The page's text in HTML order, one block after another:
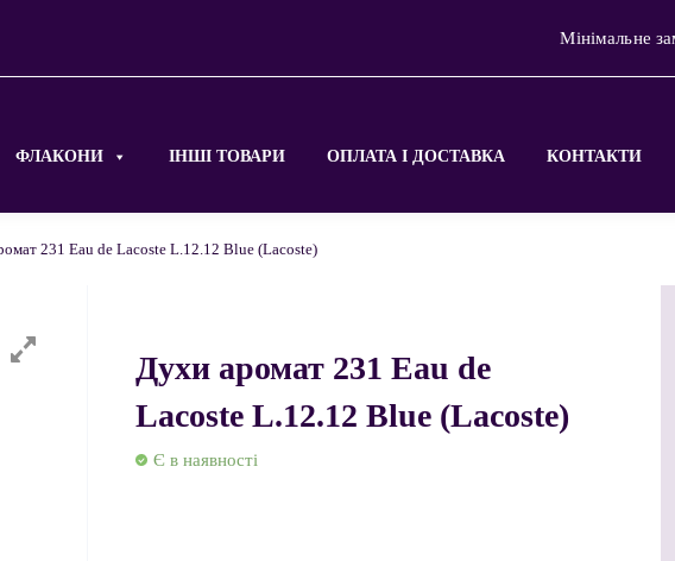
Мінімальне
ФЛАКОНИ ІНШІ ТОВАРИ ОПЛАТА І ДОСТАВКА КОНТАКТИ
231 Eau de Lacoste L.12.12 Blue (Lacoste)
Духи аромат 231 Eau de
Lacoste L.12.12 Blue (Lacoste)
Є в наявності